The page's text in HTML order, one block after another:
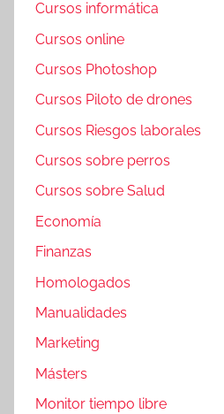
Cursos informática
Cursos online
Cursos Photoshop
Cursos Piloto de drones
Cursos Riesgos laborales
Cursos sobre perros
Cursos sobre Salud
Economía
Finanzas
Homologados
Manualidades
Marketing
Másters
Monitor tiempo libre